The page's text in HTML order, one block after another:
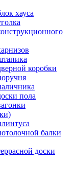
хауcа
коробки
пола
балки
доски